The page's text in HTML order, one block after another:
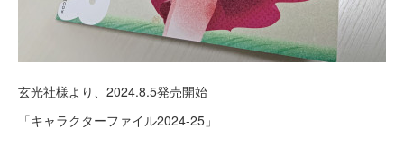
玄光社様より、2024.8.5発売開始
「キャラクターファイル2024-25」